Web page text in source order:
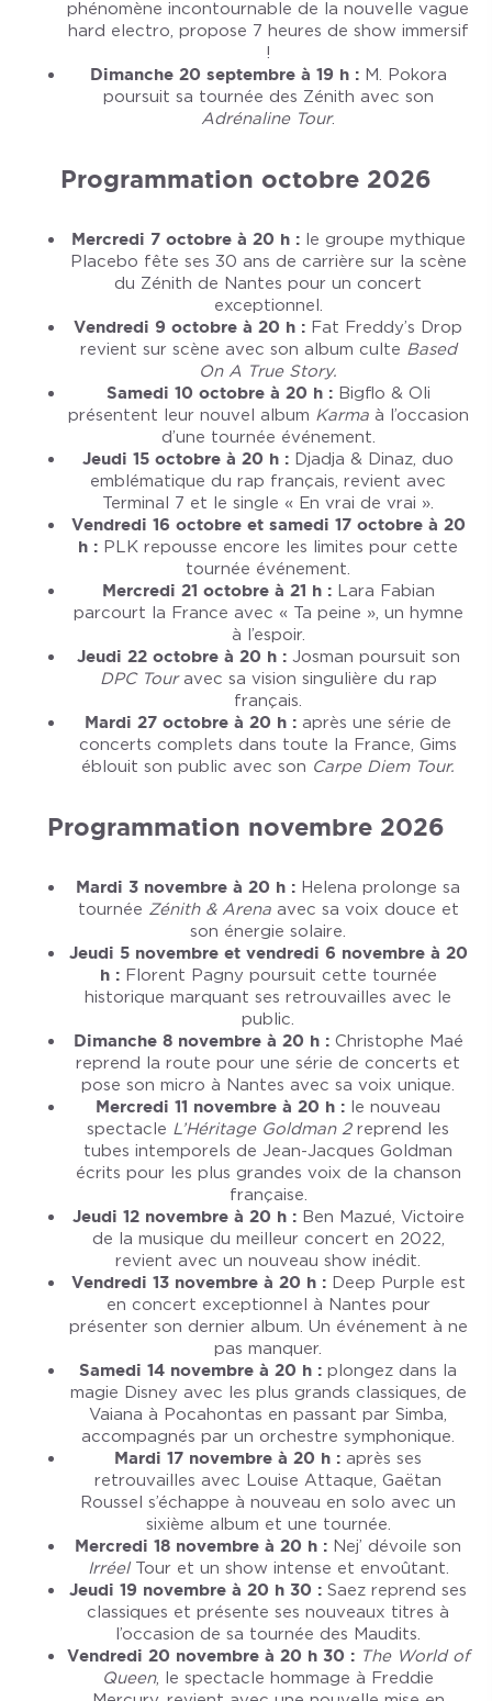
phénomène incontournable de la nouvelle vague
hard electro, propose 7 heures de show immersif
!
Dimanche 20 septembre à 19 h :M. Pokora
poursuit sa tournée des Zénith avec son
Adrénaline Tour.
Programmation octobre 2026
Mercredi 7 octobre à 20 h :le groupe mythique
Placebo fête ses 30 ans de carrière sur la scène
du Zénith de Nantes pour un concert
exceptionnel.
Vendredi 9 octobre à 20 h : Fat Freddy’s Drop
revient sur scène avec son album culte Based
On A True Story.
Samedi 10 octobre à 20 h : Bigflo & Oli
présentent leur nouvel album Karma à l’occasion
d’une tournée événement.
Jeudi 15 octobre à 20 h : Djadja & Dinaz, duo
emblématique du rap français, revient avec
Terminal 7 et le single « En vrai de vrai ».
Vendredi 16 octobre et samedi 17 octobre à 20
h : PLK repousse encore les limites pour cette
tournée événement.
Mercredi 21 octobre à 21 h : Lara Fabian
parcourt la France avec « Ta peine », un hymne
à l’espoir.
Jeudi 22 octobre à 20 h : Josman poursuit son
DPC Tour avec sa vision singulière du rap
français.
Mardi 27 octobre à 20 h : après une série de
concerts complets dans toute la France, Gims
éblouit son public avec son Carpe Diem Tour.
Programmation novembre 2026
Mardi 3 novembre à 20 h : Helena prolonge sa
tournée Zénith & Arenaavec sa voix douce et
son énergie solaire.
Jeudi 5 novembre et vendredi 6 novembre à 20
h : Florent Pagny poursuit cette tournée
historique marquant ses retrouvailles avec le
public.
Dimanche 8 novembre à 20 h :Christophe Maé
reprend la route pour une série de concerts et
pose son micro à Nantes avec sa voix unique.
Mercredi 11 novembre à 20 h : le nouveau
spectacle L’Héritage Goldman 2 reprend les
tubes intemporels de Jean-Jacques Goldman
écrits pour les plus grandes voix de la chanson
française.
Jeudi 12 novembre à 20 h :Ben Mazué, Victoire
de la musique du meilleur concert en 2022,
revient avec un nouveau show inédit.
Vendredi 13 novembre à 20 h : Deep Purple est
en concert exceptionnel à Nantes pour
présenter son dernier album. Un événement à ne
pas manquer.
Samedi 14 novembre à 20 h : plongez dans la
magie Disney avec les plus grands classiques, de
Vaiana à Pocahontas en passant par Simba,
accompagnés par un orchestre symphonique.
Mardi 17 novembre à 20 h : après ses
retrouvailles avec Louise Attaque, Gaëtan
Roussel s’échappe à nouveau en solo avec un
sixième album et une tournée.
Mercredi 18 novembre à 20 h : Nej’ dévoile son
Irréel Tour et un show intense et envoûtant.
Jeudi 19 novembre à 20 h 30 : Saez reprend ses
classiques et présente ses nouveaux titres à
l’occasion de sa tournée des Maudits.
Vendredi 20 novembre à 20 h 30 : The World of
Queen, le spectacle hommage à Freddie